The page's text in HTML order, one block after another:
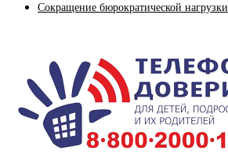
Сокращение бюрократической нагрузки